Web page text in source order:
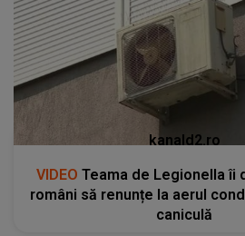
kanald2.ro
VIDEO Teama de Legionella îi
români să renunțe la aerul
caniculă